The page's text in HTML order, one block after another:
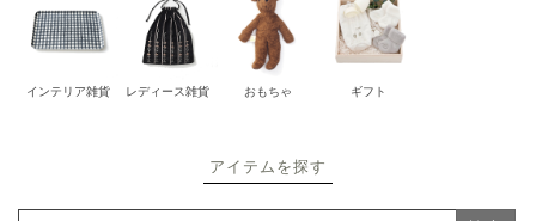
インテリア雑貨 レディース雑貨 おもちゃ ギフト
アイテムを探す